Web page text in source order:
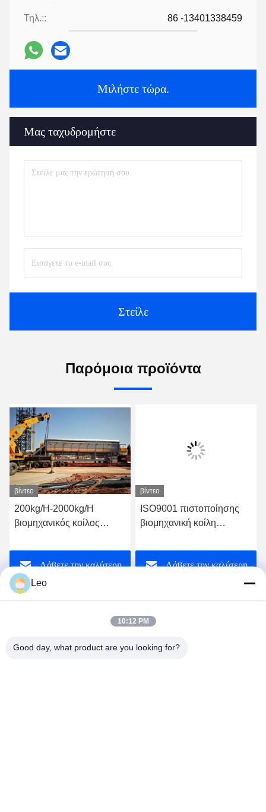
Τηλ.:: 86 -13401338459
Μιλήστε τώρα.
Μας ταχυδρομήστε
Στείλε
Παρόμοια προϊόντα
βίντεο
200kg/H-2000kg/H
βιομηχανικός κοίλος
το συγκεκριμένο αναμίκτη
λάσπηςΛάβετε την καλύτερη
βίντεο
ISO9001 πιστοποίησης
βιομηχανική κοίλη
30KW αλευριού κουπιών
ξηρότερηΛάβετε την καλύτερη
Jiangsu Shengman Drying Equipment
Leo
10:12 PM
Good day, what product are you looking for?